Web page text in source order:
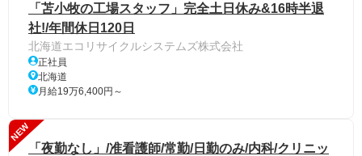
「苫小牧の工場スタッフ」完全土日休み&16時半退
社!/年間休日120日
北海道エコリサイクルシステムズ株式会社
正社員
北海道
月給19万6,400円～
NEW
「夜勤なし」/准看護師/常勤/日勤のみ/内科/クリニッ